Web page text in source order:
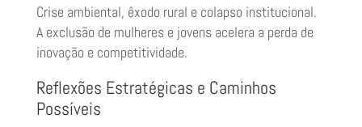
Crise ambiental, êxodo rural e colapso institucional.
A exclusão de mulheres e jovens acelera a perda de
inovação e competitividade.
Reflexões Estratégicas e Caminhos
Possíveis